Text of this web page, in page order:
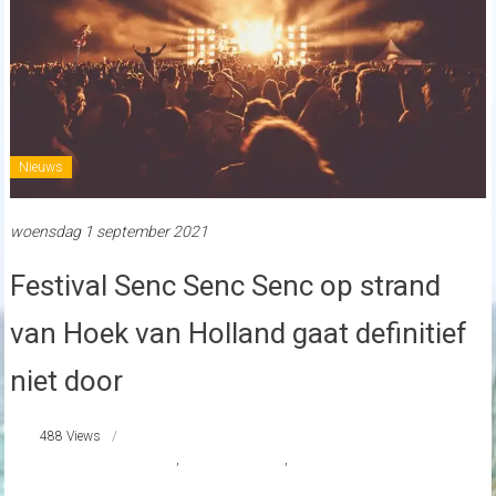
Nieuws
woensdag 1 september 2021
Festival Senc Senc Senc op strand
van Hoek van Holland gaat definitief
niet door
488 Views
, ,